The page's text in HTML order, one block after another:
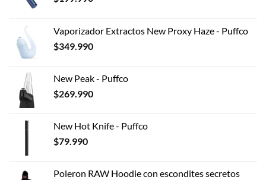
Vaporizador Extractos New Proxy Haze - Puffco
$349.990
New Peak - Puffco
$269.990
New Hot Knife - Puffco
$79.990
Poleron RAW Hoodie con escondites secretos